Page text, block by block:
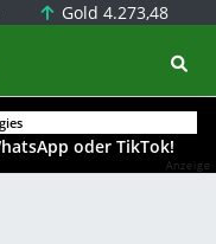
Gold4.273,48
oder TikTok!
Anzeige